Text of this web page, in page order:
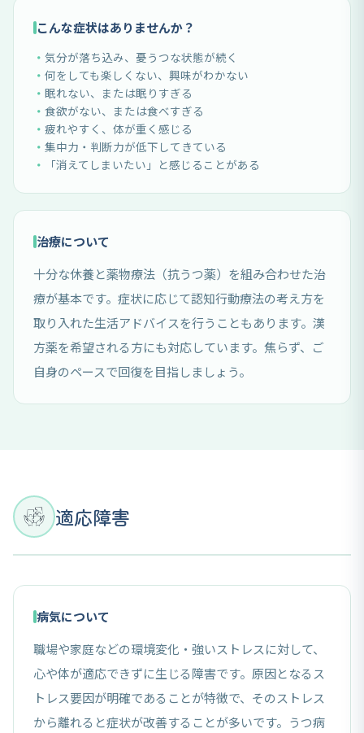
こんな症状はありませんか？
気分が落ち込み、憂うつな状態が続く
何をしても楽しくない、興味がわかない
眠れない、または眠りすぎる
食欲がない、または食べすぎる
疲れやすく、体が重く感じる
集中力・判断力が低下してきている
「消えてしまいたい」と感じることがある
治療について
十分な休養と薬物療法（抗うつ薬）を組み合わせた治
療が基本です。症状に応じて認知行動療法の考え方を
取り入れた生活アドバイスを行うこともあります。漢
方薬を希望される方にも対応しています。焦らず、ご
自身のペースで回復を目指しましょう。
適応障害
病気について
職場や家庭などの環境変化・強いストレスに対して、
心や体が適応できずに生じる障害です。原因となるス
トレス要因が明確であることが特徴で、そのストレス
から離れると症状が改善することが多いです。うつ病